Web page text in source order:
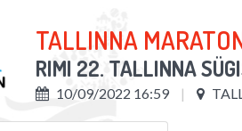
TALLINNA
RIMI 22. TALLINNA
10/09/2022 16:59